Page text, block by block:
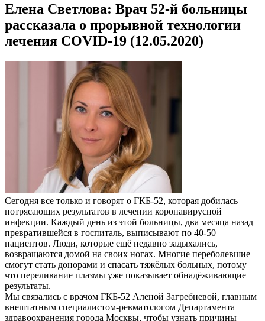
Елена Светлова: Врач 52-й больницы
рассказала о прорывной технологии
лечения СOVID-19 (12.05.2020)
Сегодня все только и говорят о ГКБ-52, которая добилась
потрясающих результатов в лечении коронавирусной
инфекции. Каждый день из этой больницы, два месяца назад
превратившейся в госпиталь, выписывают по 40-50
пациентов. Люди, которые ещё недавно задыхались,
возвращаются домой на своих ногах. Многие переболевшие
смогут стать донорами и спасать тяжёлых больных, потому
что переливание плазмы уже показывает обнадёживающие
результаты.
Мы связались с врачом ГКБ-52 Аленой Загребневой, главным
внештатным специалистом-ревматологом Департамента
здравоохранения города Москвы, чтобы узнать причины